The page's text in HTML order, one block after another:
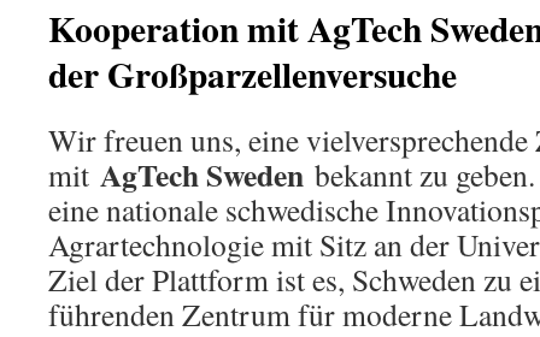
fünf
nach
Wutrede
Kooperation mit AgTech
der Großparzellenversuche
Wir freuen uns, eine vielversprechende
mit AgTech Sweden bekannt zu
eine nationale schwedische
Agrartechnologie mit Sitz an der
Ziel der Plattform ist es, Schweden zu
führenden Zentrum für moderne